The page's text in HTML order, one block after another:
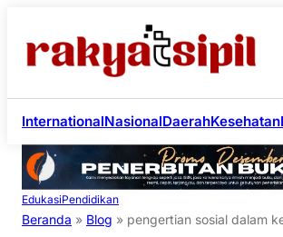
InternationalNasionalDaerahKesehatan
EdukasiPendidikan
Beranda » Blog » pengertian sosial dalam